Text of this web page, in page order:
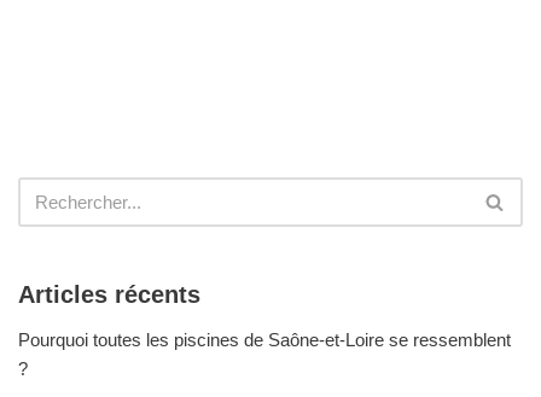
Articles récents
Pourquoi toutes les piscines de Saône-et-Loire se ressemblent
?